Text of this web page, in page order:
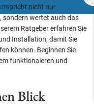
nicht nur
sondern wertet auch das
Ratgeber erfahren Sie
Installation, damit Sie
können. Beginnen Sie
funktionaleren und
Blick